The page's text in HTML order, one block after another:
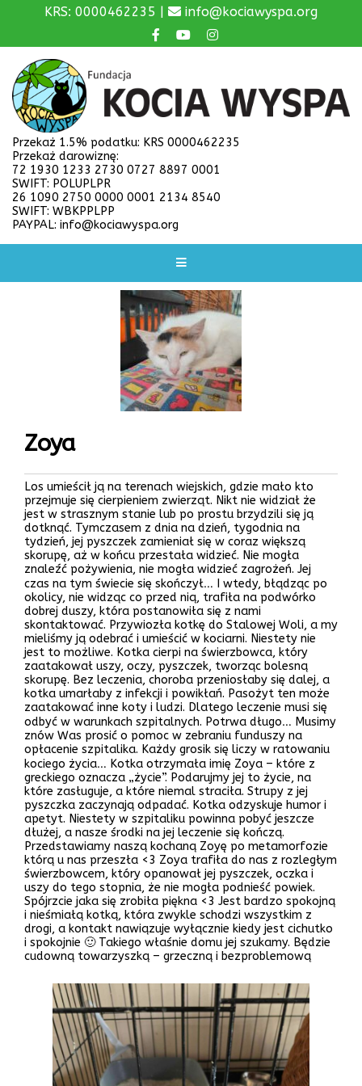
KRS: 0000462235 | info@kociawyspa.org
Przekaż 1.5% podatku: KRS 0000462235
Przekaż darowiznę:
72 1930 1233 2730 0727 8897 0001
SWIFT: POLUPLPR
26 1090 2750 0000 0001 2134 8540
SWIFT: WBKPPLPP
PAYPAL: info@kociawyspa.org
Zoya
Los umieścił ją na terenach wiejskich, gdzie mało kto
przejmuje się cierpieniem zwierząt. Nikt nie widział że
jest w strasznym stanie lub po prostu brzydzili się ją
dotknąć. Tymczasem z dnia na dzień, tygodnia na
tydzień, jej pyszczek zamieniał się w coraz większą
skorupę, aż w końcu przestała widzieć. Nie mogła
znaleźć pożywienia, nie mogła widzieć zagrożeń. Jej
czas na tym świecie się skończył… I wtedy, błądząc po
okolicy, nie widząc co przed nią, trafiła na podwórko
dobrej duszy, która postanowiła się z nami
skontaktować. Przywiozła kotkę do Stalowej Woli, a my
mieliśmy ją odebrać i umieścić w kociarni. Niestety nie
jest to możliwe. Kotka cierpi na świerzbowca, który
zaatakował uszy, oczy, pyszczek, tworząc bolesną
skorupę. Bez leczenia, choroba przeniosłaby się dalej, a
kotka umarłaby z infekcji i powikłań. Pasożyt ten może
zaatakować inne koty i ludzi. Dlatego leczenie musi się
odbyć w warunkach szpitalnych. Potrwa długo… Musimy
znów Was prosić o pomoc w zebraniu funduszy na
opłacenie szpitalika. Każdy grosik się liczy w ratowaniu
kociego życia… Kotka otrzymała imię Zoya – które z
greckiego oznacza „życie”. Podarujmy jej to życie, na
które zasługuje, a które niemal straciła. Strupy z jej
pyszczka zaczynają odpadać. Kotka odzyskuje humor i
apetyt. Niestety w szpitaliku powinna pobyć jeszcze
dłużej, a nasze środki na jej leczenie się kończą.
Przedstawiamy naszą kochaną Zoyę po metamorfozie
którą u nas przeszła <3 Zoya trafiła do nas z rozległym
świerzbowcem, który opanował jej pyszczek, oczka i
uszy do tego stopnia, że nie mogła podnieść powiek.
Spójrzcie jaka się zrobiła piękna <3 Jest bardzo spokojną
i nieśmiałą kotką, która zwykle schodzi wszystkim z
drogi, a kontakt nawiązuje wyłącznie kiedy jest cichutko
i spokojnie 🙂 Takiego właśnie domu jej szukamy. Będzie
cudowną towarzyszką – grzeczną i bezproblemową